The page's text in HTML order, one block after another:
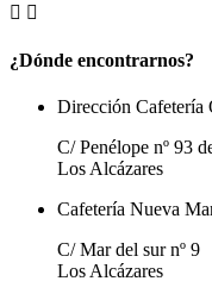
 
¿Dónde encontrarnos?
Dirección Cafetería
C/ Penélope nº 93
Los Alcázares
Cafetería Nueva
C/ Mar del sur nº 9
Los Alcázares